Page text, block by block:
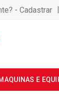
- Cadastrar |
E